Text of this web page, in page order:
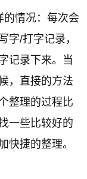
情况：每次会
字/打字记录，
记录下来。当
，直接的方法
整理的过程比
一些比较好的
快捷的整理。